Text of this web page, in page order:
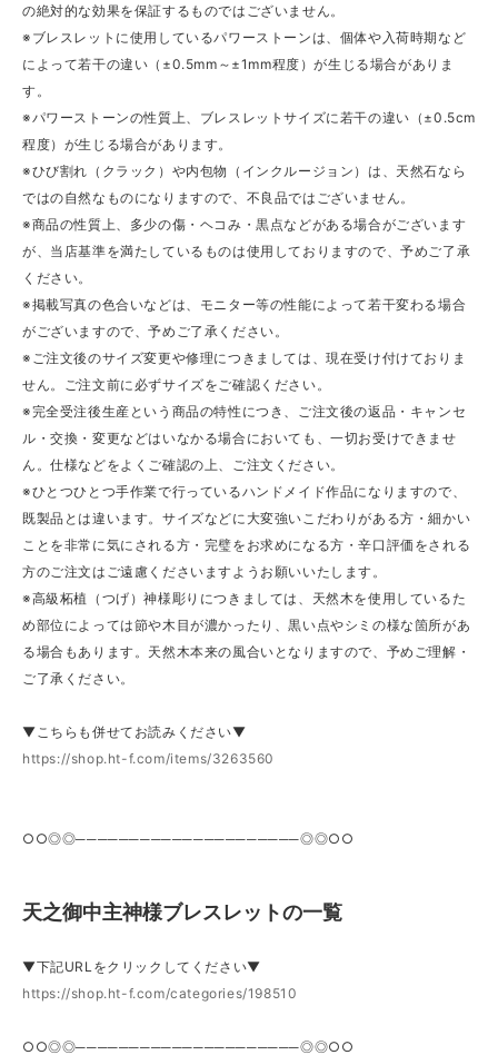
の絶対的な効果を保証するものではございません。
※ブレスレットに使用しているパワーストーンは、個体や入荷時期など
によって若干の違い（±0.5mm～±1mm程度）が生じる場合がありま
す。
※パワーストーンの性質上、ブレスレットサイズに若干の違い（±0.5cm
程度）が生じる場合があります。
※ひび割れ（クラック）や内包物（インクルージョン）は、天然石なら
ではの自然なものになりますので、不良品ではございません。
※商品の性質上、多少の傷・ヘコみ・黒点などがある場合がございます
が、当店基準を満たしているものは使用しておりますので、予めご了承
ください。
※掲載写真の色合いなどは、モニター等の性能によって若干変わる場合
がございますので、予めご了承ください。
※ご注文後のサイズ変更や修理につきましては、現在受け付けておりま
せん。ご注文前に必ずサイズをご確認ください。
※完全受注後生産という商品の特性につき、ご注文後の返品・キャンセ
ル・交換・変更などはいなかる場合においても、一切お受けできませ
ん。仕様などをよくご確認の上、ご注文ください。
※ひとつひとつ手作業で行っているハンドメイド作品になりますので、
既製品とは違います。サイズなどに大変強いこだわりがある方・細かい
ことを非常に気にされる方・完璧をお求めになる方・辛口評価をされる
方のご注文はご遠慮くださいますようお願いいたします。
※高級柘植（つげ）神様彫りにつきましては、天然木を使用しているた
め部位によっては節や木目が濃かったり、黒い点やシミの様な箇所があ
る場合もあります。天然木本来の風合いとなりますので、予めご理解・
ご了承ください。
▼こちらも併せてお読みください▼
https://shop.ht-f.com/items/3263560
○○◎◎─────────────────────◎◎○○
天之御中主神様ブレスレットの一覧
▼下記URLをクリックしてください▼
https://shop.ht-f.com/categories/198510
○○◎◎─────────────────────◎◎○○